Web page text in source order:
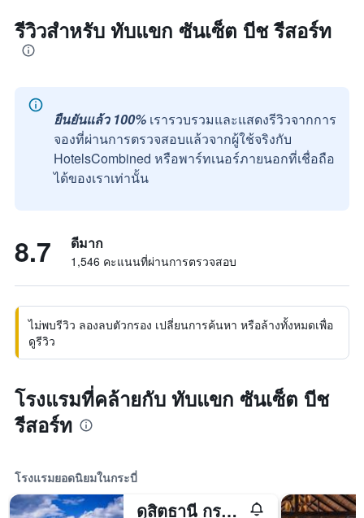
รีวิวสำหรับ ทับแขก ซันเซ็ต บีช รีสอร์ท
ยืนยันแล้ว 100% เรารวบรวมและแสดงรีวิวจากการ
จองที่ผ่านการตรวจสอบแล้วจากผู้ใช้จริงกับ
HotelsCombined หรือพาร์ทเนอร์ภายนอกที่เชื่อถือ
ได้ของเราเท่านั้น
8.7 ดีมาก
1,546 คะแนนที่ผ่านการตรวจสอบ
ไม่พบรีวิว ลองลบตัวกรอง เปลี่ยนการค้นหา หรือล้างทั้งหมดเพื่อ
ดูรีวิว
โรงแรมที่คล้ายกับ ทับแขก ซันเซ็ต บีช
รีสอร์ท
โรงแรมยอดนิยมในกระบี่
ดุสิตธานี กระบี่ บีช รีสอร์ท